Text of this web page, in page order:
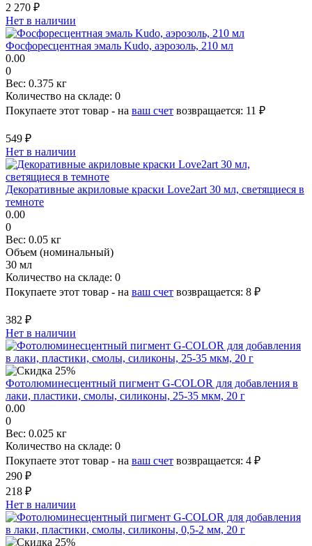
2 270 ₽
Нет в наличии
Фосфоресцентная эмаль Kudo, аэрозоль, 210 мл
0.00
0
Вес: 0.375 кг
Количество на складе: 0
Покупаете этот товар - на ваш счет возвращается: 11 ₽
549 ₽
Нет в наличии
Декоративные акриловые краски Love2art 30 мл, светящиеся в
темноте
0.00
0
Вес: 0.05 кг
Объем (номинальный)
30 мл
Количество на складе: 0
Покупаете этот товар - на ваш счет возвращается: 8 ₽
382 ₽
Нет в наличии
Фотолюминесцентный пигмент G-COLOR для добавления в
лаки, пластики, смолы, силиконы, 25-35 мкм, 20 г
0.00
0
Вес: 0.025 кг
Количество на складе: 0
Покупаете этот товар - на ваш счет возвращается: 4 ₽
290 ₽
218 ₽
Нет в наличии